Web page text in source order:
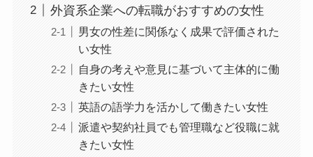
外資系企業への転職がおすすめの女性
男女の性差に関係なく成果で評価された
い女性
自身の考えや意見に基づいて主体的に働
きたい女性
英語の語学力を活かして働きたい女性
派遣や契約社員でも管理職など役職に就
きたい女性